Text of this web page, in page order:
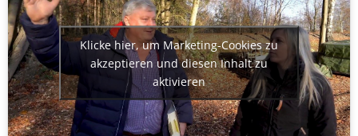
Klicke hier, um Marketing-Cookies zu
akzeptieren und diesen Inhalt zu
aktivieren